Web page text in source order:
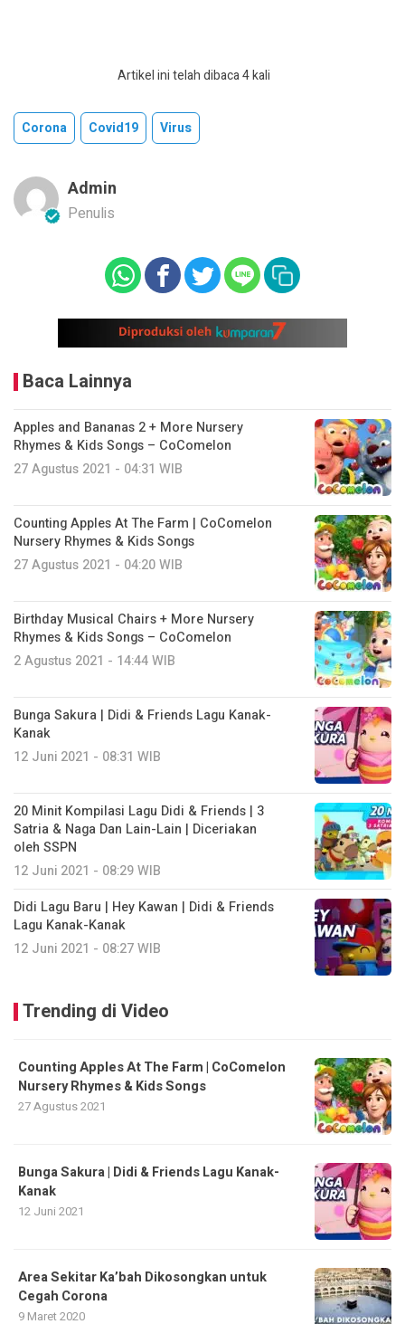
Artikel ini telah dibaca 4 kali
Corona Covid19 Virus
Admin
Penulis
Baca Lainnya
Apples and Bananas 2 + More Nursery
Rhymes & Kids Songs – CoComelon
27 Agustus 2021 - 04:31 WIB
Counting Apples At The Farm | CoComelon
Nursery Rhymes & Kids Songs
27 Agustus 2021 - 04:20 WIB
Birthday Musical Chairs + More Nursery
Rhymes & Kids Songs – CoComelon
2 Agustus 2021 - 14:44 WIB
Bunga Sakura | Didi & Friends Lagu Kanak-
Kanak
12 Juni 2021 - 08:31 WIB
20 Minit Kompilasi Lagu Didi & Friends | 3
Satria & Naga Dan Lain-Lain | Diceriakan
oleh SSPN
12 Juni 2021 - 08:29 WIB
Didi Lagu Baru | Hey Kawan | Didi & Friends
Lagu Kanak-Kanak
12 Juni 2021 - 08:27 WIB
Trending di Video
Counting Apples At The Farm | CoComelon
Nursery Rhymes & Kids Songs
27 Agustus 2021
Bunga Sakura | Didi & Friends Lagu Kanak-
Kanak
12 Juni 2021
Area Sekitar Ka’bah Dikosongkan untuk
Cegah Corona
9 Maret 2020